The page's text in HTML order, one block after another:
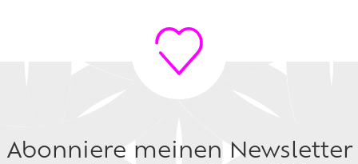
Abonniere meinen Newsletter